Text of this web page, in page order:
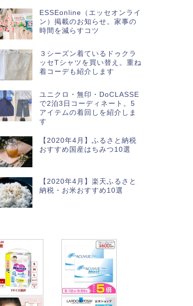
ESSEonline（エッセオンライ
ン）掲載のお知らせ。家事の
時間を減らすコツ
３シーズン着ているドゥクラ
ッセTシャツを買い替え。重ね
着コーデも紹介します
ユニクロ・無印・DoCLASSE
で2泊3日コーディネート。5
アイテムの着回しを紹介しま
す
【2020年4月】ふるさと納税
おすすめ国産はちみつ10選
【2020年4月】楽天ふるさと
納税・お米おすすめ10選